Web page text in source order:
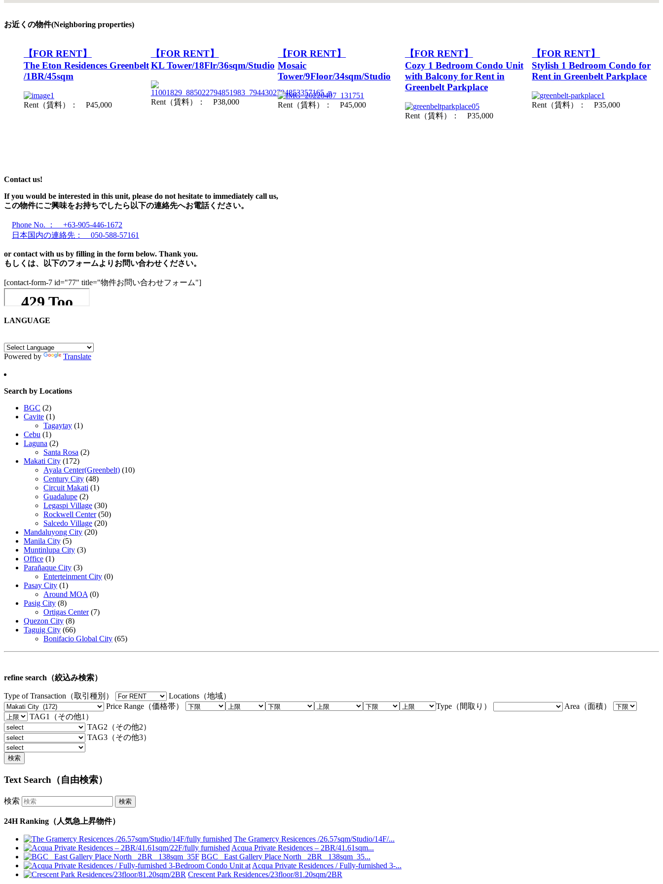
お近くの物件(Neighboring properties)
【FOR RENT】
The Eton Residences Greenbelt
/1BR/45sqm
Rent（賃料）： P45,000
【FOR RENT】
KL Tower/18Flr/36sqm/Studio
Rent（賃料）： P38,000
【FOR RENT】
Mosaic
Tower/9Floor/34sqm/Studio
Rent（賃料）： P45,000
【FOR RENT】
Cozy 1 Bedroom Condo Unit
with Balcony for Rent in
Greenbelt Parkplace
Rent（賃料）： P35,000
【FOR RENT】
Stylish 1 Bedroom Condo for
Rent in Greenbelt Parkplace
Rent（賃料）： P35,000
Contact us!
If you would be interested in this unit, please do not hesitate to immediately call us,
この物件にご興味をお持ちでしたら以下の連絡先へお電話ください。
Phone No. ： +63-905-446-1672
日本国内の連絡先： 050-588-57161
or contact with us by filling in the form below. Thank you.
もしくは、以下のフォームよりお問い合わせください。
[contact-form-7 id="77" title="物件お問い合わせフォーム"]
LANGUAGE
Powered by Translate
Search by Locations
BGC (2)
Cavite (1)
Tagaytay (1)
Cebu (1)
Laguna (2)
Santa Rosa (2)
Makati City (172)
Ayala Center(Greenbelt) (10)
Century City (48)
Circuit Makati (1)
Guadalupe (2)
Legaspi Village (30)
Rockwell Center(50)
Salcedo Village (20)
Mandaluyong City (20)
Manila City (5)
Muntinlupa City (3)
Office (1)
Parañaque City (3)
Enterteinment City (0)
Pasay City (1)
Around MOA (0)
Pasig City (8)
Ortigas Center(7)
Quezon City (8)
Taguig City (66)
Bonifacio Global City (65)
refine search（絞込み検索）
Type of Transaction（取引種別）
Locations（地域）
Price Range（価格帯）
Type（間取り）
Area（面積）
TAG1（その他1）
TAG2（その他2）
TAG3（その他3）
Text Search（自由検索）
検索
24H Ranking（人気急上昇物件）
The Gramercy Resicences /26.57sqm/Studio/14F/...
Acqua Private Residences – 2BR/41.61sqm...
BGC_ East Gallery Place North_ 2BR_ 138sqm_35...
Acqua Private Residences / Fully-furnished 3-...
Crescent Park Residences/23floor/81.20sqm/2BR